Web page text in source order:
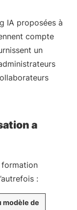
IA proposées à
compte
un
a
formation
:
modèle de